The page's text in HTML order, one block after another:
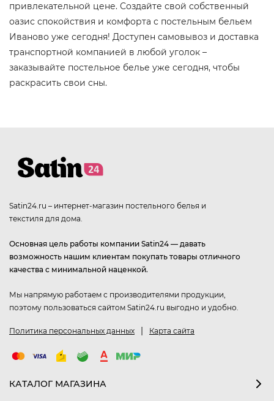
привлекательной цене. Создайте свой собственный
оазис спокойствия и комфорта с постельным бельем
Иваново уже сегодня! Доступен самовывоз и доставка
транспортной компанией в любой уголок –
заказывайте постельное белье уже сегодня, чтобы
раскрасить свои сны.
Satin24.ru – интернет-магазин постельного белья и
текстиля для дома.
Основная цель работы компании Satin24 — давать
возможность нашим клиентам покупать товары отличного
качества с минимальной наценкой.
Мы напрямую работаем с производителями продукции,
поэтому пользоваться сайтом Satin24.ru выгодно и удобно.
Политика персональных данных | Карта сайта
КАТАЛОГ МАГАЗИНА